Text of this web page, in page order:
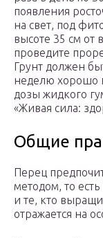
появления
на свет, под
высоте 35 см от
проведите
Грунт должен
неделю хорошо
дозы жидкого
«Живая сила:
Общие
Перец
методом, то
и те, кто
отражается на